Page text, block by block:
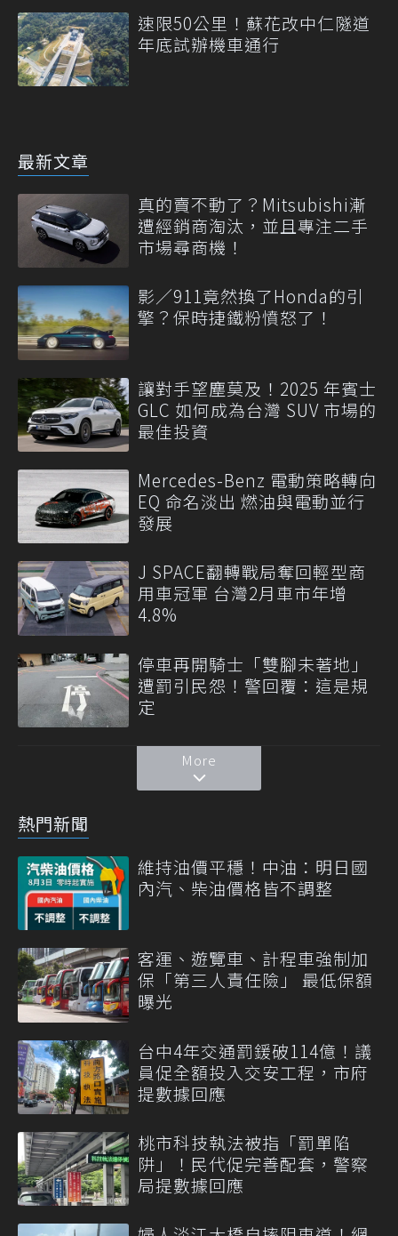
速限50公里！蘇花改中仁隧道
年底試辦機車通行
最新文章
真的賣不動了？Mitsubishi漸
遭經銷商淘汰，並且專注二手
市場尋商機！
影／911竟然換了Honda的引
擎？保時捷鐵粉憤怒了！
讓對手望塵莫及！2025 年賓士
GLC 如何成為台灣 SUV 市場的
最佳投資
Mercedes-Benz 電動策略轉向
EQ 命名淡出 燃油與電動並行
發展
J SPACE翻轉戰局奪回輕型商
用車冠軍 台灣2月車市年增
4.8%
停車再開騎士「雙腳未著地」
遭罰引民怨！警回覆：這是規
定
More
熱門新聞
維持油價平穩！中油：明日國
內汽、柴油價格皆不調整
客運、遊覽車、計程車強制加
保「第三人責任險」 最低保額
曝光
台中4年交通罰鍰破114億！議
員促全額投入交安工程，市府
提數據回應
桃市科技執法被指「罰單陷
阱」！民代促完善配套，警察
局提數據回應